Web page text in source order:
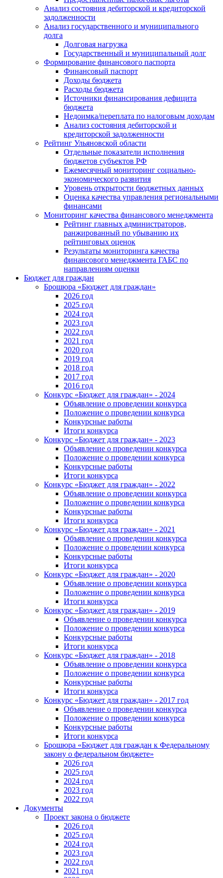
Анализ состояния дебиторской и кредиторской
задолженности
Анализ государственного и муниципального
долга
Долговая нагрузка
Государственный и муниципальный долг
Формирование финансового паспорта
Финансовый паспорт
Доходы бюджета
Расходы бюджета
Источники финансирования дефицита
бюджета
Недоимка/переплата по налоговым доходам
Анализ состояния дебиторской и
кредиторской задолженности
Рейтинг Ульяновской области
Отдельные показатели исполнения
бюджетов субъектов РФ
Ежемесячный мониторинг социально-
экономического развития
Уровень открытости бюджетных данных
Оценка качества управления региональными
финансами
Мониторинг качества финансового менеджмента
Рейтинг главных администраторов,
ранжированный по убыванию их
рейтинговых оценок
Результаты мониторинга качества
финансового менеджмента ГАБС по
направлениям оценки
Бюджет для граждан
Брошюра «Бюджет для граждан»
2026 год
2025 год
2024 год
2023 год
2022 год
2021 год
2020 год
2019 год
2018 год
2017 год
2016 год
Конкурс «Бюджет для граждан» - 2024
Объявление о проведении конкурса
Положение о проведении конкурса
Конкурсные работы
Итоги конкурса
Конкурс «Бюджет для граждан» - 2023
Объявление о проведении конкурса
Положение о проведении конкурса
Конкурсные работы
Итоги конкурса
Конкурс «Бюджет для граждан» - 2022
Объявление о проведении конкурса
Положение о проведении конкурса
Конкурсные работы
Итоги конкурса
Конкурс «Бюджет для граждан» - 2021
Объявление о проведении конкурса
Положение о проведении конкурса
Конкурсные работы
Итоги конкурса
Конкурс «Бюджет для граждан» - 2020
Объявление о проведении конкурса
Положение о проведении конкурса
Итоги конкурса
Конкурс «Бюджет для граждан» - 2019
Объявление о проведении конкурса
Положение о проведении конкурса
Конкурсные работы
Итоги конкурса
Конкурс «Бюджет для граждан» - 2018
Объявление о проведении конкурса
Положение о проведении конкурса
Конкурсные работы
Итоги конкурса
Конкурс «Бюджет для граждан» - 2017 год
Объявление о проведении конкурса
Положение о проведении конкурса
Конкурсные работы
Итоги конкурса
Брошюра «Бюджет для граждан к Федеральному
закону о федеральном бюджете»
2026 год
2025 год
2024 год
2023 год
2022 год
Документы
Проект закона о бюджете
2026 год
2025 год
2024 год
2023 год
2022 год
2021 год